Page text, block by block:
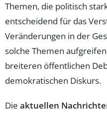
Themen, die politisch
entscheidend für das
Veränderungen in der
solche Themen
breiteren öffentlichen
demokratischen Diskurs.
Die aktuellen